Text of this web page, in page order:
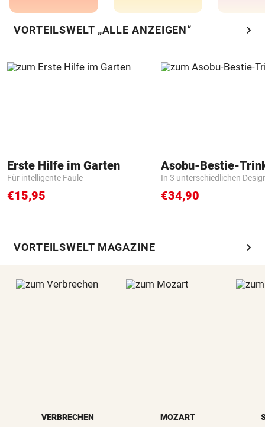
VORTEILSWELT „ALLE ANZEIGEN“ chevron_right
Erste Hilfe im Garten
Für intelligente Faule
€15,95
Asobu-Bestie-
In 3 unterschiedlichen
€34,90
VORTEILSWELT MAGAZINE chevron_right
VERBRECHEN MOZART